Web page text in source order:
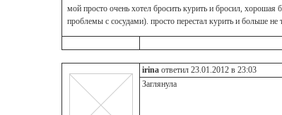
мой просто очень хотел бросить курить и бросил, хорошая
проблемы с сосудами). просто перестал курить и больше не
irina ответил 23.01.2012 в 23:03
Заглянула